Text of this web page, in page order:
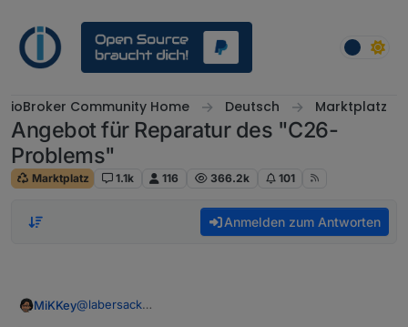
ioBroker Community Home Deutsch Marktplatz
Angebot für Reparatur des "C26-
Problems"
Marktplatz 1.1k 116 366.2k 101
Anmelden zum Antworten
MiKKey@labersack